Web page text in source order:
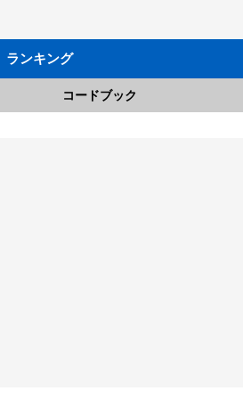
ランキング
コードブック